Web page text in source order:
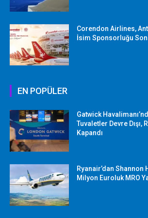
Corendon Airlines,
İsim Sponsorluğu
EN POPÜLER
Gatwick
Tuvaletler Devre Dışı,
Kapandı
Ryanair’dan Shannon
Milyon Euroluk MRO